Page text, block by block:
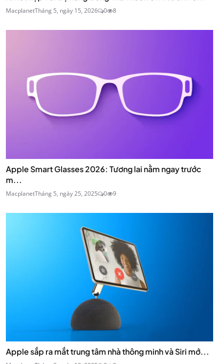
MacplanetTháng 5, ngày 15, 2026 0 8
Apple Smart Glasses 2026: Tương lai nằm ngay trước
m...
MacplanetTháng 5, ngày 25, 2025 0 9
Apple sắp ra mắt trung tâm nhà thông minh và Siri mớ...